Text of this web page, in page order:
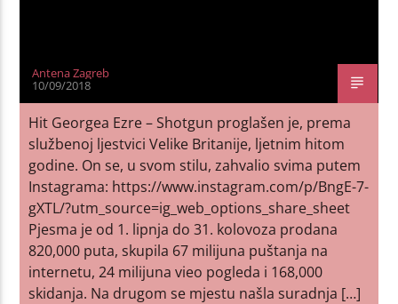
Antena Zagreb
10/09/2018
Hit Georgea Ezre – Shotgun proglašen je, prema
službenoj ljestvici Velike Britanije, ljetnim hitom
godine. On se, u svom stilu, zahvalio svima putem
Instagrama: https://www.instagram.com/p/BngE-7-
gXTL/?utm_source=ig_web_options_share_sheet
Pjesma je od 1. lipnja do 31. kolovoza prodana
820,000 puta, skupila 67 milijuna puštanja na
internetu, 24 milijuna vieo pogleda i 168,000
skidanja. Na drugom se mjestu našla suradnja […]